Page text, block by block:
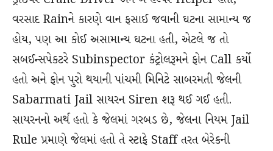
વરસાદ Rainને કારણે વાન ફસાઈ જવાની ઘટના સામાન્ય જ
હોય, પણ આ કોઈ અસામાન્ય ઘટના હતી, એટલે જ તો
સબઈન્સપેકટરે Subinspector કંટ્રોલરૂમને ફોન Call કર્યો
હતો અને ફોન પુરો થયાની પાંચમી મિનિટે સાબરમતી જેલની
Sabarmati Jail સાયરન Siren શરૂ થઈ ગઈ હતી.
સાયરનનો અર્થ હતો કે જેલમાં ગરબડ છે, જેલના નિયમ Jail
Rule પ્રમાણે જેલમાં હતો તે સ્ટાફે Staff તરત બેરેકની